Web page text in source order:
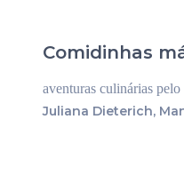
Comidinhas
aventuras culinárias
Juliana Dieterich,